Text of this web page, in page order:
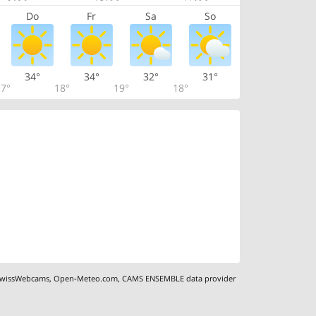
Do Fr Sa So
34°
18°
34°
19°
32°
18°
31°
,Open-Meteo.com,CAMS ENSEMBLE data provider